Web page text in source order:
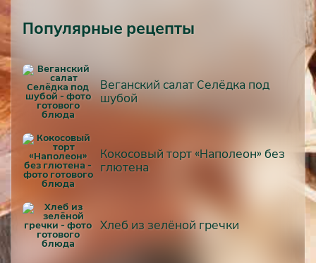
Популярные рецепты
Веганский салат Селёдка под
шубой
Кокосовый торт «Наполеон» без
глютена
Хлеб из зелёной гречки